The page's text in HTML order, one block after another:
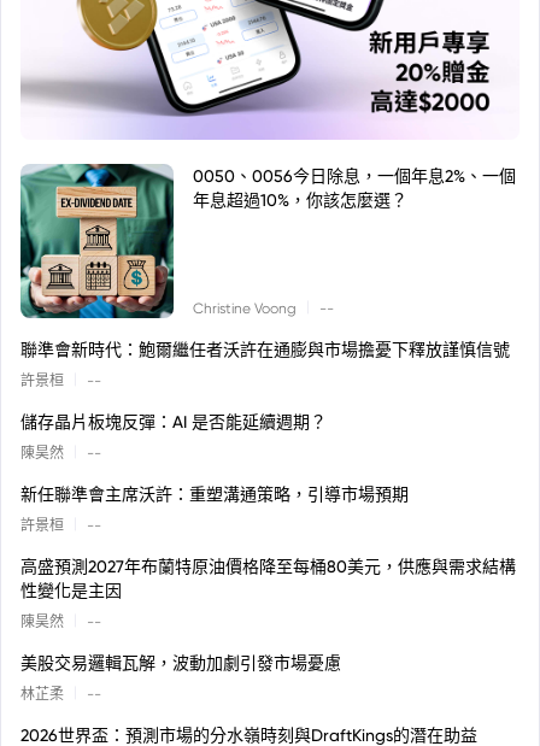
0050、0056今日除息，一個年息2%、一個
年息超過10%，你該怎麼選？
Christine Voong --
聯準會新時代：鮑爾繼任者沃許在通膨與市場擔憂下釋放謹慎信號
許景桓 --
儲存晶片板塊反彈：AI 是否能延續週期？
陳昊然 --
新任聯準會主席沃許：重塑溝通策略，引導市場預期
許景桓 --
高盛預測2027年布蘭特原油價格降至每桶80美元，供應與需求結構
性變化是主因
陳昊然 --
美股交易邏輯瓦解，波動加劇引發市場憂慮
林芷柔 --
2026世界盃：預測市場的分水嶺時刻與DraftKings的潛在助益